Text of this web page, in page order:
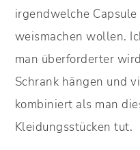
irgendwelche
weismachen wollen.
man überforderter
Schrank hängen und
kombiniert als man
Kleidungsstücken tut.